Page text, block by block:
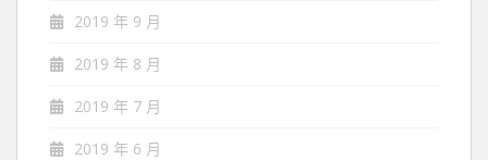
2019 年 9 月
2019 年 8 月
2019 年 7 月
2019 年 6 月